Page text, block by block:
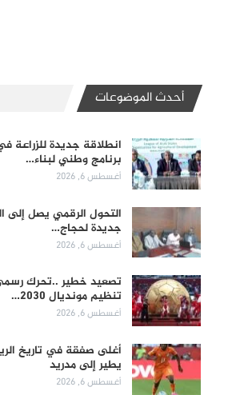
أحدث الموضوعات
انطلاقة جديدة
برنامج وطني لبناء…
أغسطس 6, 2026
التحول الرقمي يصل إلى
جديدة لحجاج…
أغسطس 6, 2026
تصعيد خطير ..تحرك
تنظيم مونديال 2030…
أغسطس 6, 2026
أغلى صفقة في تاريخ
يطير إلى مدريد
أغسطس 6, 2026